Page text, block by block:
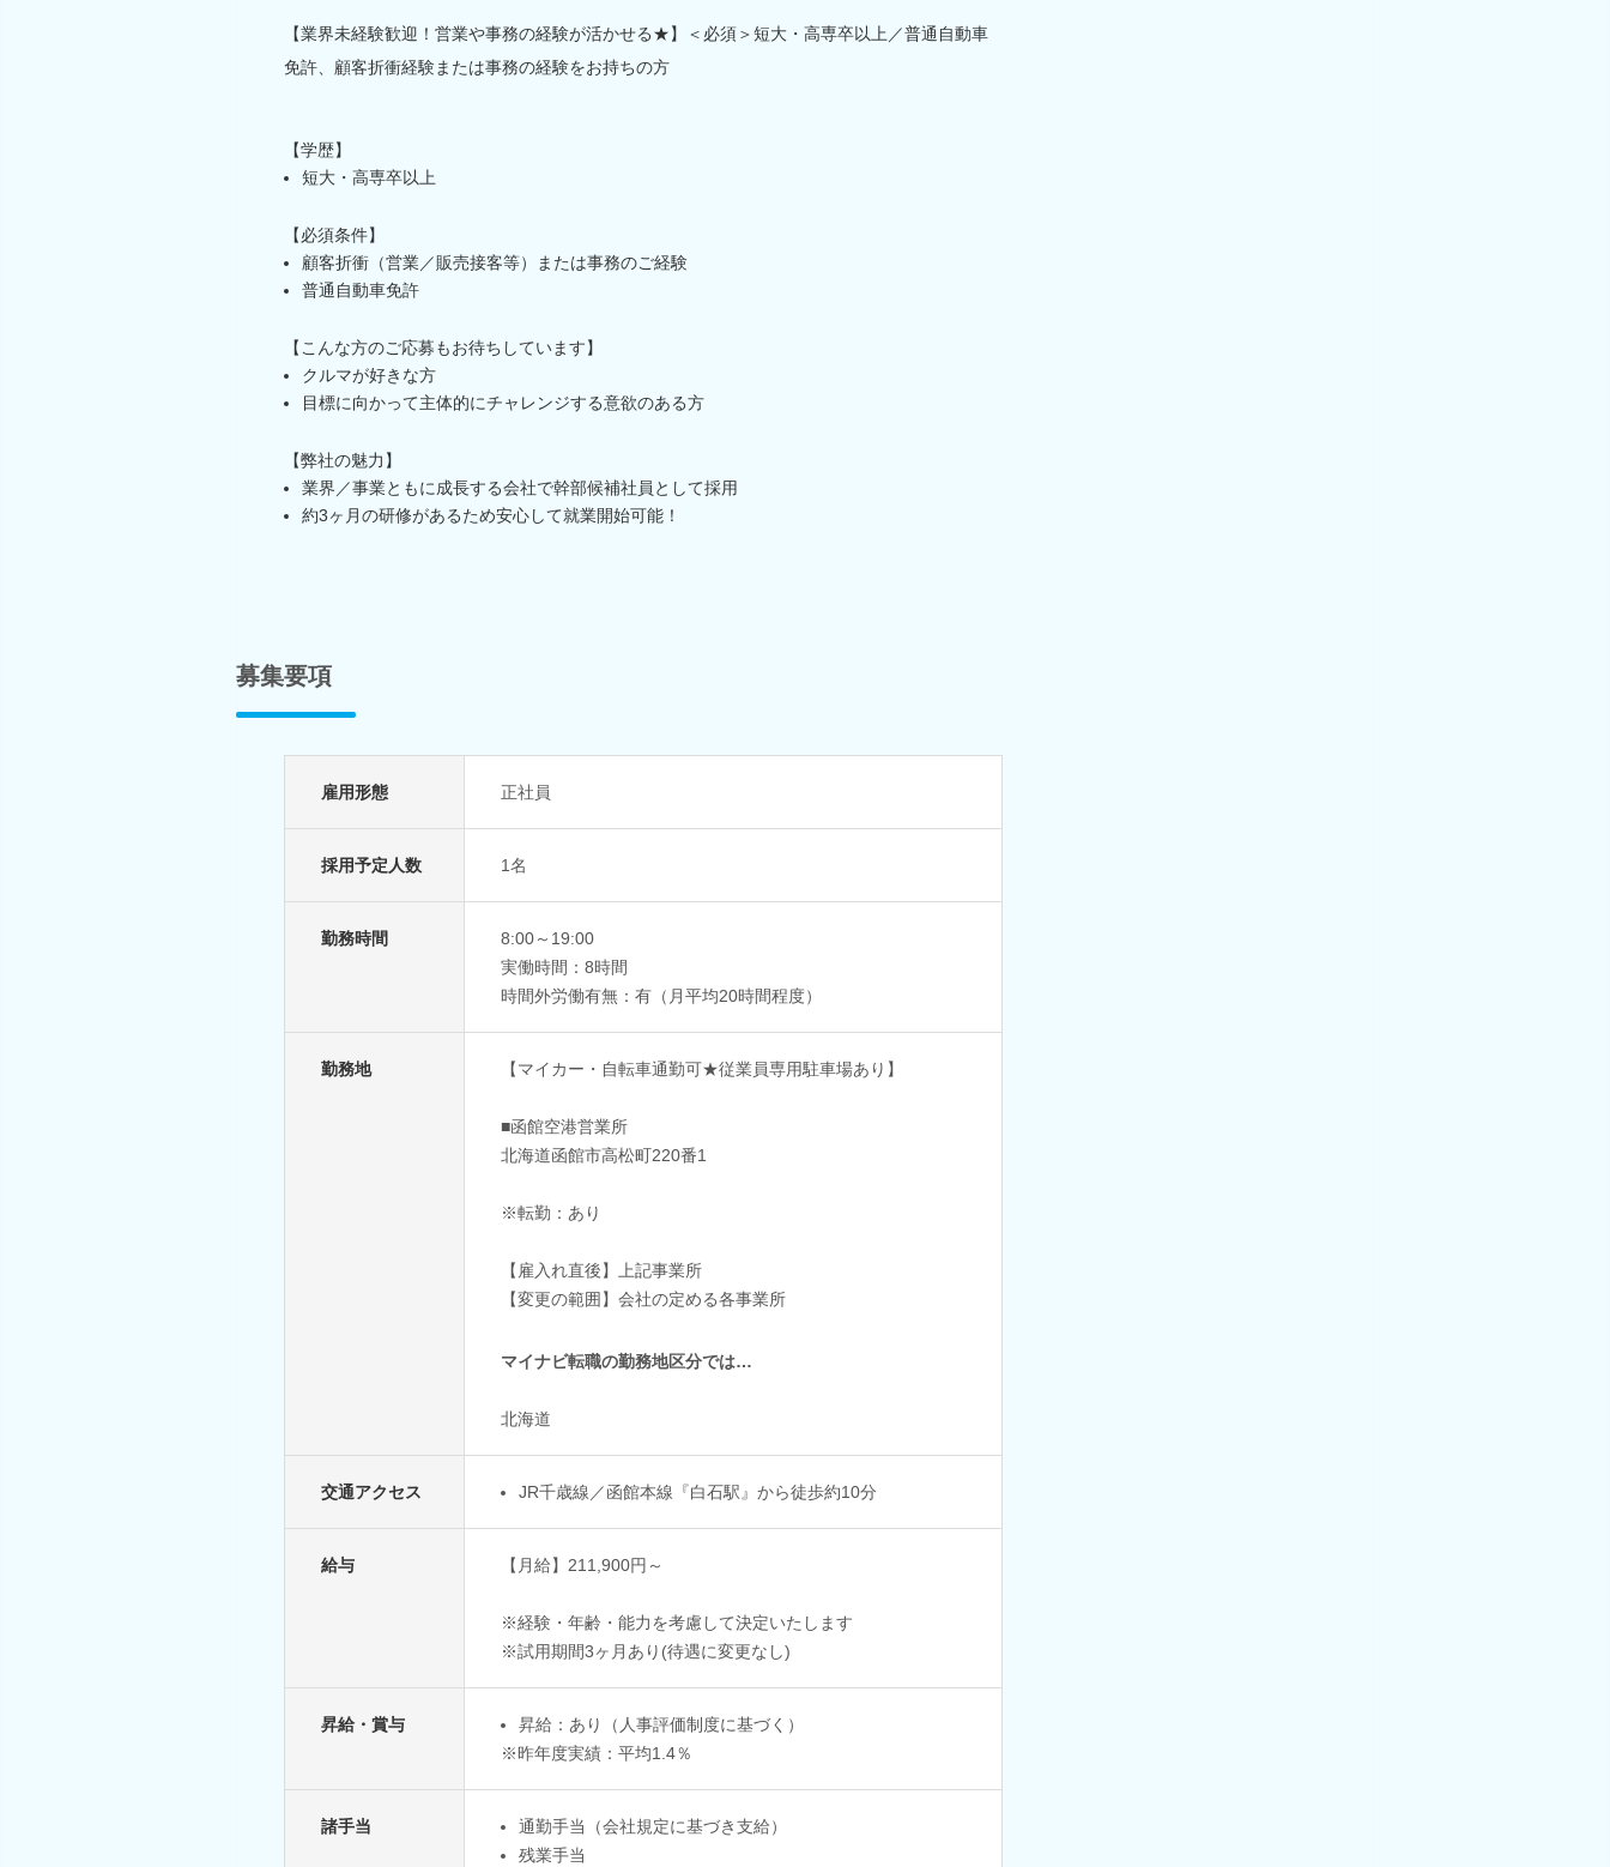
【業界未経験歓迎！営業や事務の経験が活かせる★】＜必須＞短大・高専卒以上／普通自動車
免許、顧客折衝経験または事務の経験をお持ちの方
【学歴】
短大・高専卒以上
【必須条件】
顧客折衝（営業／販売接客等）または事務のご経験
普通自動車免許
【こんな方のご応募もお待ちしています】
クルマが好きな方
目標に向かって主体的にチャレンジする意欲のある方
【弊社の魅力】
業界／事業ともに成長する会社で幹部候補社員として採用
約3ヶ月の研修があるため安心して就業開始可能！
募集要項
雇用形態 正社員
採用予定人数 1名
勤務時間
8:00～19:00
実働時間：8時間
時間外労働有無：有（月平均20時間程度）
勤務地 【マイカー・自転車通勤可★従業員専用駐車場あり】
■函館空港営業所
北海道函館市高松町220番1
※転勤：あり
【雇入れ直後】上記事業所
【変更の範囲】会社の定める各事業所
マイナビ転職の勤務地区分では…
北海道
交通アクセス JR千歳線／函館本線『白石駅』から徒歩約10分
給与 【月給】211,900円～
※経験・年齢・能力を考慮して決定いたします
※試用期間3ヶ月あり(待遇に変更なし)
昇給・賞与
昇給：あり（人事評価制度に基づく）
※昨年度実績：平均1.4％
諸手当
通勤手当（会社規定に基づき支給）
残業手当